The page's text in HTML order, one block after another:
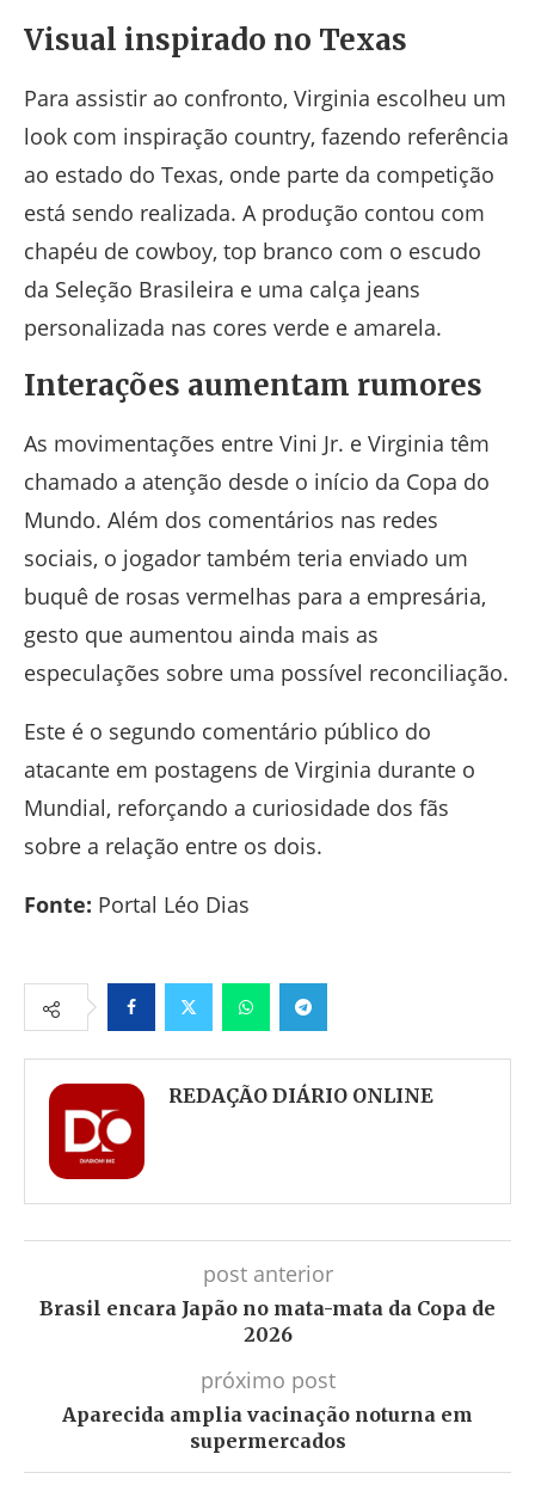
Visual inspirado no Texas
Para assistir ao confronto, Virginia escolheu um
look com inspiração country, fazendo referência
ao estado do Texas, onde parte da competição
está sendo realizada. A produção contou com
chapéu de cowboy, top branco com o escudo
da Seleção Brasileira e uma calça jeans
personalizada nas cores verde e amarela.
Interações aumentam rumores
As movimentações entre Vini Jr. e Virginia têm
chamado a atenção desde o início da Copa do
Mundo. Além dos comentários nas redes
sociais, o jogador também teria enviado um
buquê de rosas vermelhas para a empresária,
gesto que aumentou ainda mais as
especulações sobre uma possível reconciliação.
Este é o segundo comentário público do
atacante em postagens de Virginia durante o
Mundial, reforçando a curiosidade dos fãs
sobre a relação entre os dois.
Fonte: Portal Léo Dias
FacebookTwitter WhatsappTelegram
REDAÇÃO DIÁRIO ONLINE
post anterior
Brasil encara Japão no mata-mata da Copa de
2026
próximo post
Aparecida amplia vacinação noturna em
supermercados